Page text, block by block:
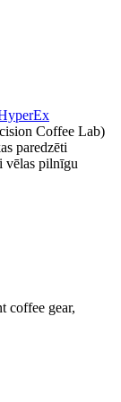
Coffee Lab)
paredzēti
vēlas pilnīgu
coffee gear,